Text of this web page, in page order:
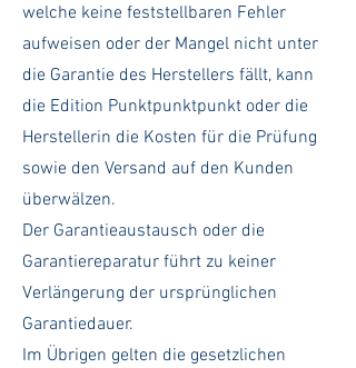
welche keine feststellbaren Fehler
aufweisen oder der Mangel nicht unter
die Garantie des Herstellers fällt, kann
die Edition Punktpunktpunkt oder die
Herstellerin die Kosten für die Prüfung
sowie den Versand auf den Kunden
überwälzen.
Der Garantieaustausch oder die
Garantiereparatur führt zu keiner
Verlängerung der ursprünglichen
Garantiedauer.
Im Übrigen gelten die gesetzlichen